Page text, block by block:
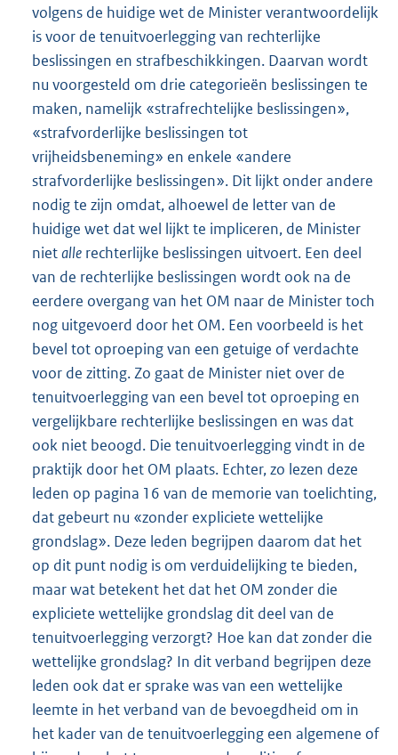
volgens de huidige wet de Minister verantwoordelijk
is voor de tenuitvoerlegging van rechterlijke
beslissingen en strafbeschikkingen. Daarvan wordt
nu voorgesteld om drie categorieën beslissingen te
maken, namelijk «strafrechtelijke beslissingen»,
«strafvorderlijke beslissingen tot
vrijheidsbeneming» en enkele «andere
strafvorderlijke beslissingen». Dit lijkt onder andere
nodig te zijn omdat, alhoewel de letter van de
huidige wet dat wel lijkt te impliceren, de Minister
nietalle rechterlijke beslissingen uitvoert. Een deel
van de rechterlijke beslissingen wordt ook na de
eerdere overgang van het OM naar de Minister toch
nog uitgevoerd door het OM. Een voorbeeld is het
bevel tot oproeping van een getuige of verdachte
voor de zitting. Zo gaat de Minister niet over de
tenuitvoerlegging van een bevel tot oproeping en
vergelijkbare rechterlijke beslissingen en was dat
ook niet beoogd. Die tenuitvoerlegging vindt in de
praktijk door het OM plaats. Echter, zo lezen deze
leden op pagina 16 van de memorie van toelichting,
dat gebeurt nu «zonder expliciete wettelijke
grondslag». Deze leden begrijpen daarom dat het
op dit punt nodig is om verduidelijking te bieden,
maar wat betekent het dat het OM zonder die
expliciete wettelijke grondslag dit deel van de
tenuitvoerlegging verzorgt? Hoe kan dat zonder die
wettelijke grondslag? In dit verband begrijpen deze
leden ook dat er sprake was van een wettelijke
leemte in het verband van de bevoegdheid om in
het kader van de tenuitvoerlegging een algemene of